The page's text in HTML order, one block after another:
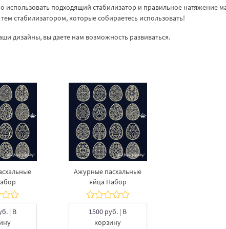
использовать подходящий стабилизатор и правильное натяжение
стабилизатором, которые собираетесь использовать!
дизайны, вы даете нам возможность развиваться.
| В
Ажурные пасхальные
яйца Набор
1500 руб. | В
корзину